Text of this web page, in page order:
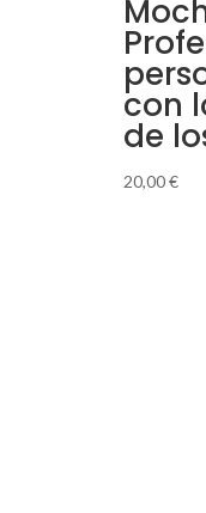
Profe
con
de
20,00€